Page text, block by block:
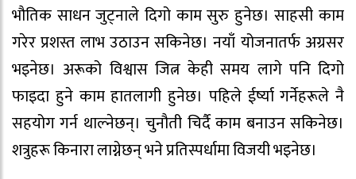
भौतिक साधन जुट्नाले दिगो काम सुरु हुनेछ। साहसी काम
गरेर प्रशस्त लाभ उठाउन सकिनेछ। नयाँ योजनातर्फ अग्रसर
भइनेछ। अरूको विश्वास जित्न केही समय लागे पनि दिगो
फाइदा हुने काम हातलागी हुनेछ। पहिले ईर्ष्या गर्नेहरूले नै
सहयोग गर्न थाल्नेछन्। चुनौती चिर्दै काम बनाउन सकिनेछ।
शत्रुहरू किनारा लाग्नेछन् भने प्रतिस्पर्धामा विजयी भइनेछ।